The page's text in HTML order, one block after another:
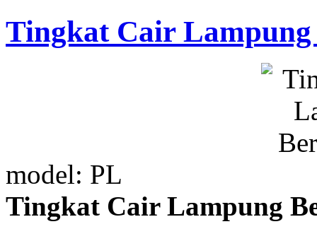
Tingkat Cair
model: PL
Tingkat Cair Lampung